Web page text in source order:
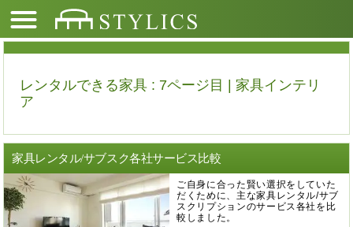
レンタルできる家具 : 7ページ目 | 家具インテリ
ア
家具レンタル/サブスク各社サービス比較
ご自身に合った賢い選択をしていた
だくために、主な家具レンタル/サブ
スクリプションのサービス各社を比
較しました。